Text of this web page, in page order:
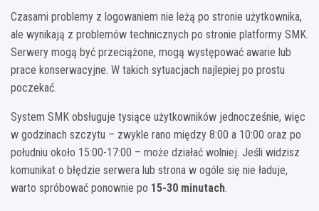
Czasami problemy z logowaniem nie leżą po stronie użytkownika,
ale wynikają z problemów technicznych po stronie platformy SMK.
Serwery mogą być przeciążone, mogą występować awarie lub
prace konserwacyjne. W takich sytuacjach najlepiej po prostu
poczekać.
System SMK obsługuje tysiące użytkowników jednocześnie, więc
w godzinach szczytu – zwykle rano między 8:00 a 10:00 oraz po
południu około 15:00-17:00 – może działać wolniej. Jeśli widzisz
komunikat o błędzie serwera lub strona w ogóle się nie ładuje,
warto spróbować ponownie po 15-30 minutach.